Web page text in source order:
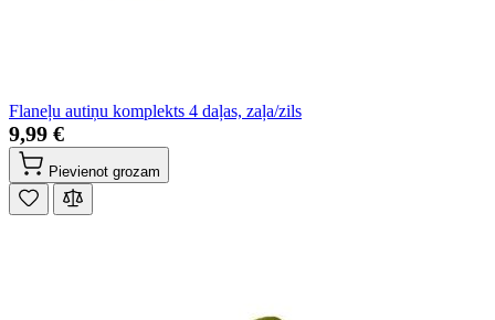
Flaneļu autiņu komplekts 4 daļas, zaļa/zils
9,99 €
Pievienot grozam